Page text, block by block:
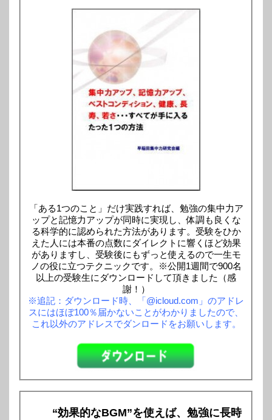
「ある1つのこと」だけ実践すれば、勉強の集中力ア
ップと記憶力アップが同時に実現し、体調も良くな
る科学的に認められた方法があります。受験をひか
えた人には本番の点数にダイレクトに響くほど効果
がありますし、受験後にもずっと使えるので一生モ
ノの役に立つテクニックです。※公開1週間で900名
以上の受験生にダウンロードして頂きました（感
謝！）
※追記：ダウンロード時、「@icloud.com」のアドレ
スにはほぼ100％届かないことがわかりましたので、
これ以外のアドレスでダンロードをお願いします。
“効果的なBGM”を使えば、勉強に長時